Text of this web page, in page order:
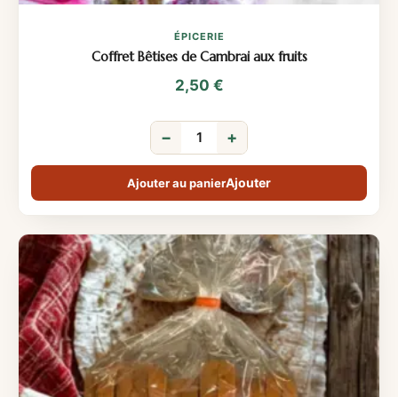
ÉPICERIE
Coffret Bêtises de Cambrai aux fruits
2,50 €
− +
Ajouter au panier